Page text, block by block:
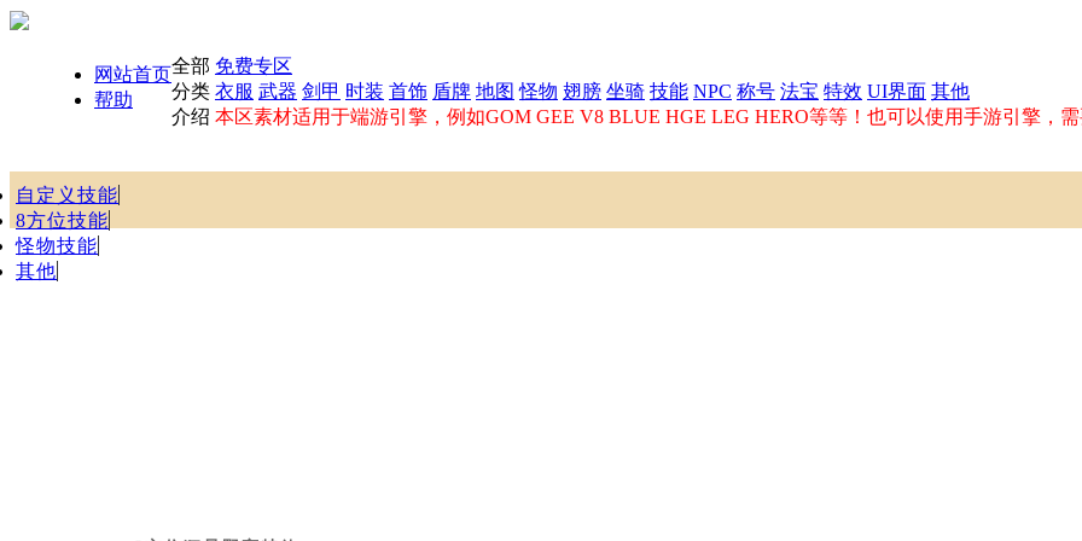
网站首页
帮助
全部 免费专区
分类 衣服 武器 剑甲 时装 首饰 盾牌 地图 怪物 翅膀 坐骑 技能 NPC 称号 法宝 特效 UI界面 其他
介绍 本区素材适用于端游引擎，例如GOM GEE V8 BLUE HGE LEG HERO等等！也可以使用手游引擎，需
自定义技能
8方位技能
怪物技能
其他